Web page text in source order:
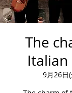
The
9月26日